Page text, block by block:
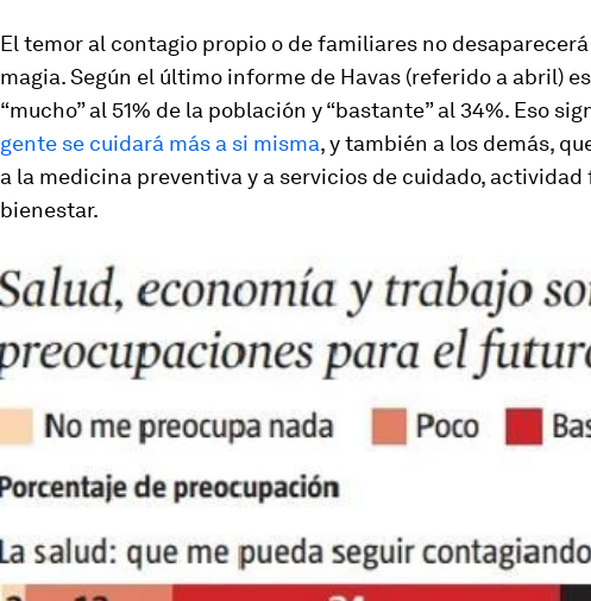
El temor al contagio propio o de familiares no
magia. Según el último informe de Havas (referido a abril)
“mucho” al 51% de la población y “bastante” al 34%. Eso
gente se cuidará más a si misma, y también a los demás,
a la medicina preventiva y a servicios de cuidado, actividad
bienestar.